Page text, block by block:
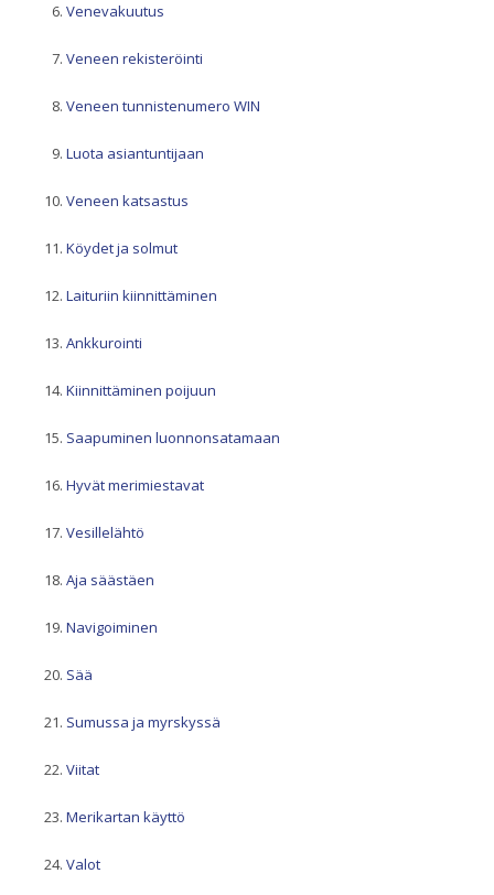
Venevakuutus
Veneen rekisteröinti
Veneen tunnistenumero WIN
Luota asiantuntijaan
Veneen katsastus
Köydet ja solmut
Laituriin kiinnittäminen
Ankkurointi
Kiinnittäminen poijuun
Saapuminen luonnonsatamaan
Hyvät merimiestavat
Vesillelähtö
Aja säästäen
Navigoiminen
Sää
Sumussa ja myrskyssä
Viitat
Merikartan käyttö
Valot